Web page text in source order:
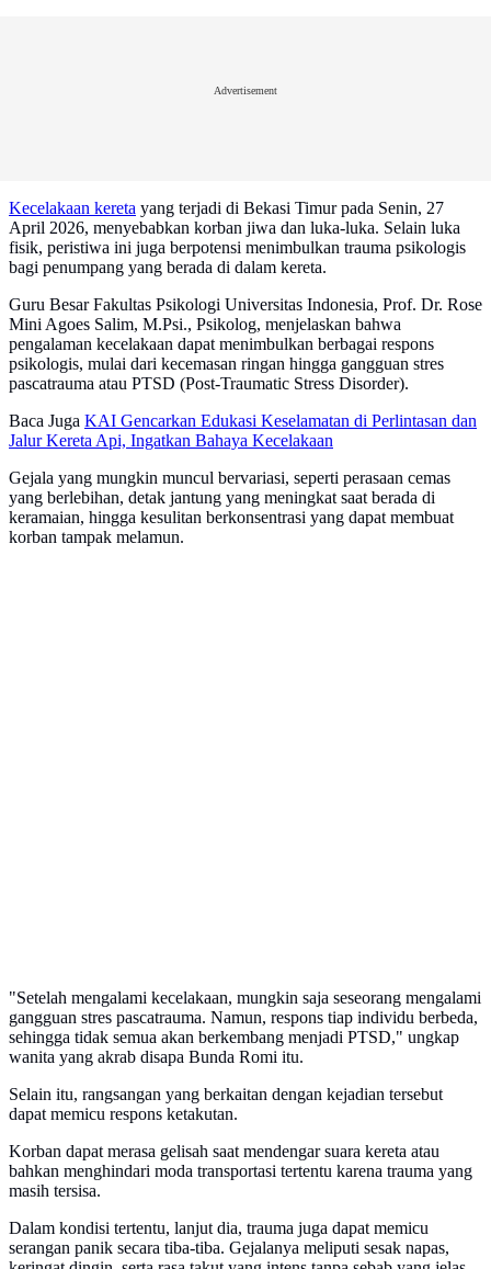
Advertisement
Kecelakaan kereta yang terjadi di Bekasi Timur pada Senin, 27
April 2026, menyebabkan korban jiwa dan luka-luka. Selain luka
fisik, peristiwa ini juga berpotensi menimbulkan trauma psikologis
bagi penumpang yang berada di dalam kereta.
Guru Besar Fakultas Psikologi Universitas Indonesia, Prof. Dr. Rose
Mini Agoes Salim, M.Psi., Psikolog, menjelaskan bahwa
pengalaman kecelakaan dapat menimbulkan berbagai respons
psikologis, mulai dari kecemasan ringan hingga gangguan stres
pascatrauma atau PTSD (Post-Traumatic Stress Disorder).
Baca Juga KAI Gencarkan Edukasi Keselamatan di Perlintasan dan
Jalur Kereta Api, Ingatkan Bahaya Kecelakaan
Gejala yang mungkin muncul bervariasi, seperti perasaan cemas
yang berlebihan, detak jantung yang meningkat saat berada di
keramaian, hingga kesulitan berkonsentrasi yang dapat membuat
korban tampak melamun.
"Setelah mengalami kecelakaan, mungkin saja seseorang mengalami
gangguan stres pascatrauma. Namun, respons tiap individu berbeda,
sehingga tidak semua akan berkembang menjadi PTSD," ungkap
wanita yang akrab disapa Bunda Romi itu.
Selain itu, rangsangan yang berkaitan dengan kejadian tersebut
dapat memicu respons ketakutan.
Korban dapat merasa gelisah saat mendengar suara kereta atau
bahkan menghindari moda transportasi tertentu karena trauma yang
masih tersisa.
Dalam kondisi tertentu, lanjut dia, trauma juga dapat memicu
serangan panik secara tiba-tiba. Gejalanya meliputi sesak napas,